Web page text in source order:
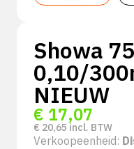
Showa
0,10/
NIEUW
€ 17,07
€ 20,65 incl. BTW
Verkoopeenheid: